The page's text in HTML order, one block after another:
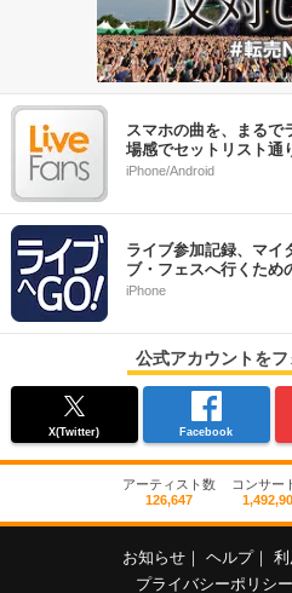
スマホの曲を、まるで
場感でセットリスト通
iPhone/Android
ライブ参加記録、マイ
ブ・フェスへ行くため
iPhone
公式アカウントをフ
X(Twitter) Facebook
アーティスト数
126,647
コンサー
お知らせ ヘルプ 利
プライバシーポリシー